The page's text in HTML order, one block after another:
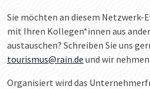
Sie möchten an diesem Netzwerk-
mit Ihren Kollegen*innen aus
austauschen? Schreiben Sie uns
tourismus@rain.de und wir
Organisiert wird das